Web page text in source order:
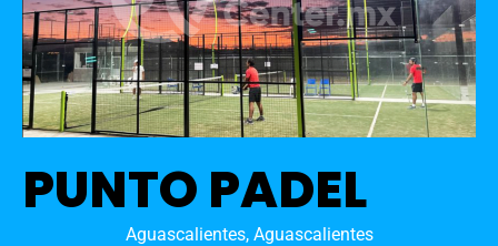
PUNTO PADEL
Aguascalientes, Aguascalientes